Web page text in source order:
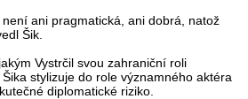
není ani pragmatická, ani dobrá, natož
Šik.
Vystrčil svou zahraniční roli
stylizuje do role významného aktéra
diplomatické riziko.